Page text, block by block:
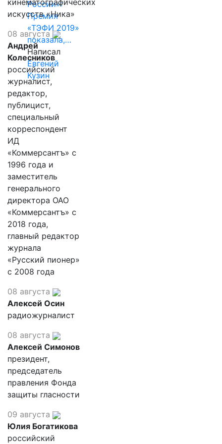
России»:
Премия
«ТЭФИ 2019»
показала,…
Написал
Евгений
Кузин
кинематографических
искусств «Ника»
08 августа
Андрей
Колесников
российский
журналист,
редактор,
публицист,
специальный
корреспондент
ИД
«Коммерсантъ» с
1996 года и
заместитель
генерального
директора ОАО
«Коммерсантъ» с
2018 года,
главный редактор
журнала
«Русский пионер»
с 2008 года
08 августа
Алексей Осин
радиожурналист
08 августа
Алексей Симонов
президент,
председатель
правления Фонда
защиты гласности
09 августа
Юлия Богатикова
российский